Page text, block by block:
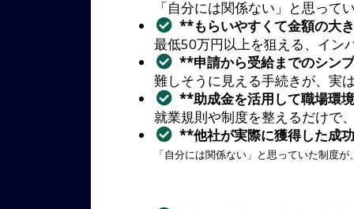
「自分には関係ない」と思っ
**もらいやすくて金額の大
最低50万円以上を狙える、イン
**申請から受給までのシン
難しそうに見える手続きが、実
**助成金を活用して職場環
就業規則や制度を整えるだけで
**他社が実際に獲得した成
「自分には関係ない」と思っていた制度